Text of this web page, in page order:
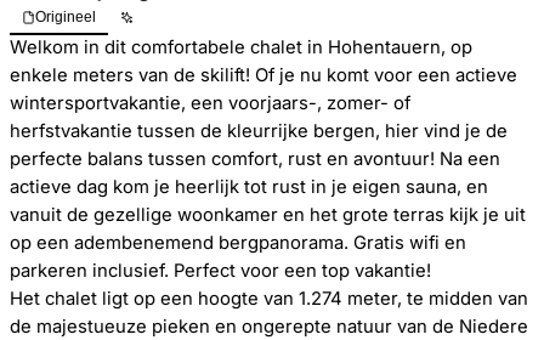
Origineel
Welkom in dit comfortabele chalet in Hohentauern, op
enkele meters van de skilift! Of je nu komt voor een actieve
wintersportvakantie, een voorjaars-, zomer- of
herfstvakantie tussen de kleurrijke bergen, hier vind je de
perfecte balans tussen comfort, rust en avontuur! Na een
actieve dag kom je heerlijk tot rust in je eigen sauna, en
vanuit de gezellige woonkamer en het grote terras kijk je uit
op een adembenemend bergpanorama. Gratis wifi en
parkeren inclusief. Perfect voor een top vakantie!
Het chalet ligt op een hoogte van 1.274 meter, te midden van
de majestueuze pieken en ongerepte natuur van de Niedere